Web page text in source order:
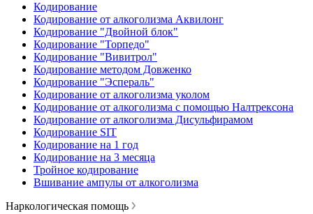
Кодирование
Кодирование от алкоголизма Аквилонг
Кодирование "Двойной блок"
Кодирование "Торпедо"
Кодирование "Вивитрол"
Кодирование методом Довженко
Кодирование "Эспераль"
Кодирование от алкоголизма уколом
Кодирование от алкоголизма с помощью Налтрексона
Кодирование от алкоголизма Дисульфирамом
Кодирование SIT
Кодирование на 1 год
Кодирование на 3 месяца
Тройное кодирование
Вшивание ампулы от алкоголизма
Наркологическая помощь